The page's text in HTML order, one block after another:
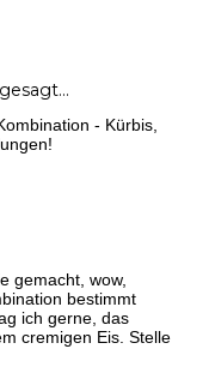
- Kürbis,
gemacht, wow,
bestimmt
ich gerne, das
cremigen Eis. Stelle